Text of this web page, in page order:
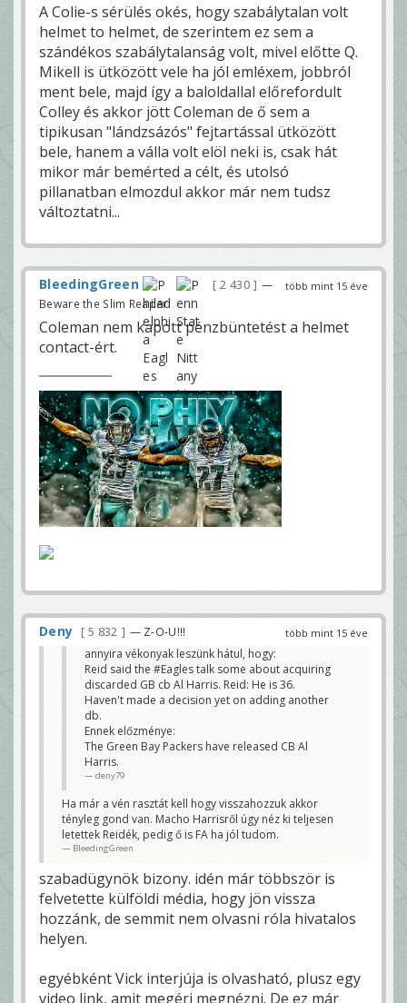
A Colie-s sérülés okés, hogy szabálytalan volt
helmet to helmet, de szerintem ez sem a
szándékos szabálytalanság volt, mivel előtte Q.
Mikell is ütközött vele ha jól emléxem, jobbról
ment bele, majd így a baloldallal előrefordult
Colley és akkor jött Coleman de ő sem a
tipikusan "lándzsázós" fejtartással ütközött
bele, hanem a válla volt elöl neki is, csak hát
mikor már bemérted a célt, és utolsó
pillanatban elmozdul akkor már nem tudsz
változtatni...
több mint 15 éve
BleedingGreen 2 430
—
Beware the Slim Reaper!
Coleman nem kapott pénzbüntetést a helmet
contact-ért.
több mint 15 éve
Deny 5 832 — Z-O-U!!!
annyira vékonyak leszünk hátul, hogy:
Reid said the #Eagles talk some about acquiring
discarded GB cb Al Harris. Reid: He is 36.
Haven't made a decision yet on adding another
db.
Ennek előzménye:
The Green Bay Packers have released CB Al
Harris.
deny79
Ha már a vén rasztát kell hogy visszahozzuk akkor
tényleg gond van. Macho Harrisről úgy néz ki teljesen
letettek Reidék, pedig ő is FA ha jól tudom.
BleedingGreen
szabadügynök bizony. idén már többször is
felvetette külföldi média, hogy jön vissza
hozzánk, de semmit nem olvasni róla hivatalos
helyen.
egyébként Vick interjúja is olvasható, plusz egy
video link, amit megéri megnézni. De ez már